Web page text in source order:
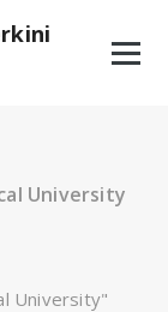
University
University"